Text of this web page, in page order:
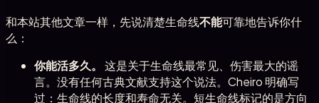
和本站其他文章一样，先说清楚生命线不能可靠地告诉你什
么：
你能活多久。
这是关于生命线最常见、伤害最大的谣
言。没有任何古典文献支持这个说法。Cheiro 明确写
过：生命线的长度和寿命无关。短生命线标记的是方向